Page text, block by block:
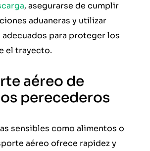
, asegurarse de cumplir
aduaneras y utilizar
para proteger los
el trayecto.
aéreo de
perecederos
sensibles como alimentos o
aéreo ofrece rapidez y